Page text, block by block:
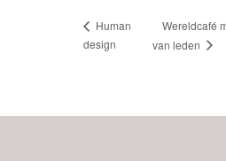
Human
design
Wereldcafé
van leden